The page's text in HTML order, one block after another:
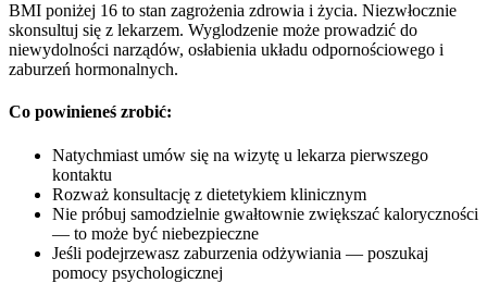
BMI poniżej 16 to stan zagrożenia zdrowia i życia. Niezwłocznie
skonsultuj się z lekarzem. Wyglodzenie może prowadzić do
niewydolności narządów, osłabienia układu odpornościowego i
zaburzeń hormonalnych.
Co powinieneś zrobić:
Natychmiast umów się na wizytę u lekarza pierwszego
kontaktu
Rozważ konsultację z dietetykiem klinicznym
Nie próbuj samodzielnie gwałtownie zwiększać kaloryczności
— to może być niebezpieczne
Jeśli podejrzewasz zaburzenia odżywiania — poszukaj
pomocy psychologicznej